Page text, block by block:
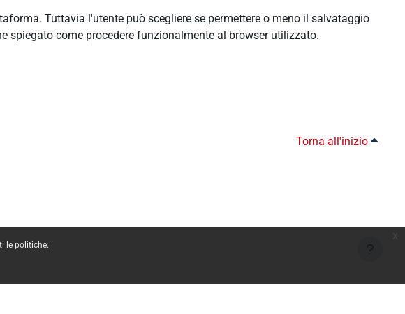
le politiche:
Tuttavia l'utente può scegliere se permettere o meno il salvataggio
spiegato come procedere funzionalmente al browser utilizzato.
Torna all'inizio